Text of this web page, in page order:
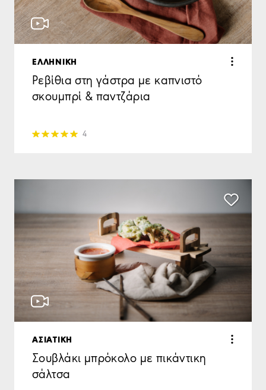
ΕΛΛΗΝΙΚΗ
Ρεβίθια στη γάστρα με καπνιστό
σκουμπρί & παντζάρια
4
ΑΣΙΑΤΙΚΗ
Σουβλάκι μπρόκολο με πικάντικη
σάλτσα